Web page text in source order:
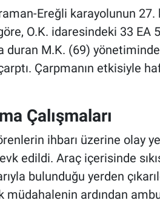
Ereğli karayolunun
O.K. idaresindeki 33 EA
duran M.K. (69)
Çarpmanın etkisiyle
Çalışmaları
ihbarı üzerine olay
edildi. Araç içerisinde
bulunduğu yerden
müdahalenin ardından